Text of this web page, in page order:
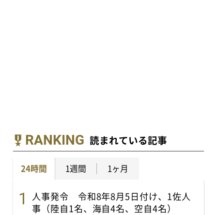
RANKING 読まれている記事
24時間 1週間 1ヶ月
人事発令 令和8年8月5日付け、1佐人
事（陸自1名、海自4名、空自4名）